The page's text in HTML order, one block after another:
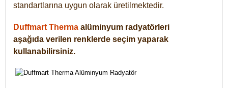
standartlarına uygun olarak üretilmektedir.
Duffmart Therma alüminyum radyatörleri
aşağıda verilen renklerde seçim yaparak
kullanabilirsiniz.